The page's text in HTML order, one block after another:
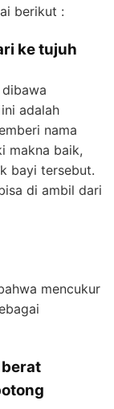
berikut :
ke tujuh
adalah
nama
makna baik,
bayi tersebut.
di ambil dari
mencukur